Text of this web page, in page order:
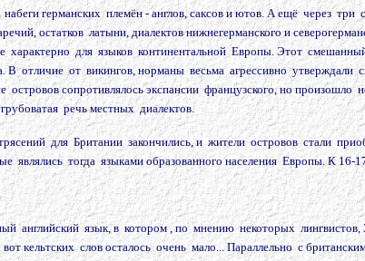
германских племён - англов, саксов и ютов. А ещё через
остатков латыни, диалектов нижнегерманского и
характерно для языков континентальной Европы. Этот
В отличие от викингов, норманы весьма агрессивно
островов сопротивлялось экспансии французского, но
речь местных диалектов.
для Британии закончились, и жители островов стали
являлись тогда языками образованного населения Европы. К 16-
английский язык, в котором , по мнению некоторых лингвистов,
кельтских слов осталось очень мало... Параллельно с